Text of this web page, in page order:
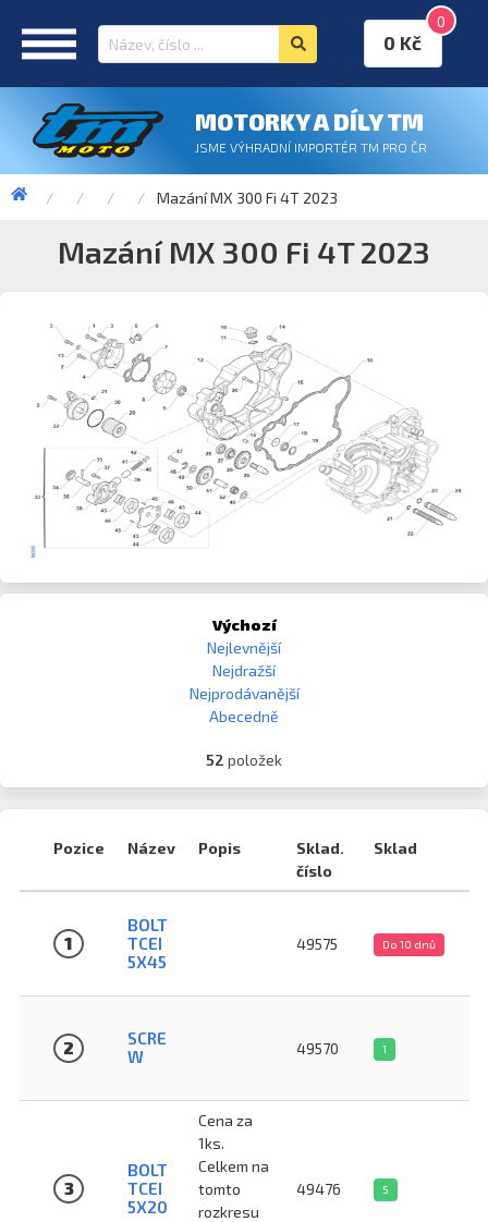
0
0 Kč
MOTORKY A DÍLY TM
JSME VÝHRADNÍ IMPORTÉR TM PRO ČR
Mazání MX 300 Fi 4T 2023
Mazání MX 300 Fi 4T 2023
Výchozí
Nejlevnější
Nejdražší
Nejprodávanější
Abecedně
52 položek
Pozice Název Popis
Sklad.
číslo
Sklad
1
BOLT
TCEI
5X45
49575 Do 10 dnů
2
SCRE
W
49570 1
3
BOLT
TCEI
5X20
Cena za
1ks.
Celkem na
tomto
rozkresu
49476 5